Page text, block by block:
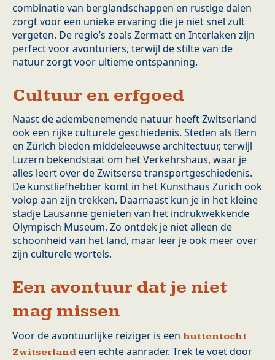
combinatie van berglandschappen en rustige dalen
zorgt voor een unieke ervaring die je niet snel zult
vergeten. De regio’s zoals Zermatt en Interlaken zijn
perfect voor avonturiers, terwijl de stilte van de
natuur zorgt voor ultieme ontspanning.
Cultuur en erfgoed
Naast de adembenemende natuur heeft Zwitserland
ook een rijke culturele geschiedenis. Steden als Bern
en Zürich bieden middeleeuwse architectuur, terwijl
Luzern bekendstaat om het Verkehrshaus, waar je
alles leert over de Zwitserse transportgeschiedenis.
De kunstliefhebber komt in het Kunsthaus Zürich ook
volop aan zijn trekken. Daarnaast kun je in het kleine
stadje Lausanne genieten van het indrukwekkende
Olympisch Museum. Zo ontdek je niet alleen de
schoonheid van het land, maar leer je ook meer over
zijn culturele wortels.
Een avontuur dat je niet
mag missen
Voor de avontuurlijke reiziger is een huttentocht
Zwitserland een echte aanrader. Trek te voet door